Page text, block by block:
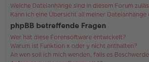
Welche Dateianhänge sind in diesem Forum
Kann ich eine Übersicht all meiner Dateianhänge
phpBB betreffende Fragen
Wer hat diese Forensoftware entwickelt?
Warum ist Funktion x oder y nicht enthalten?
An wen soll ich mich wenden, falls es